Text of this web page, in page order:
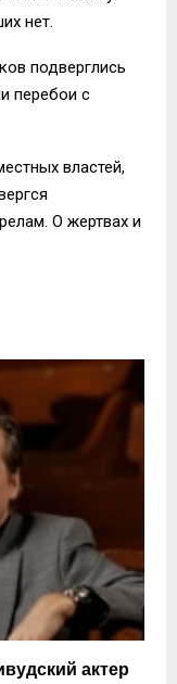
нет.
подверглись
перебои с
властей,
О жертвах и
актер